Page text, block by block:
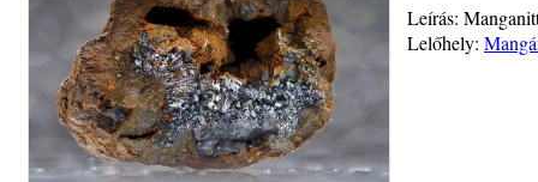
Leírás:
Lelőhely: